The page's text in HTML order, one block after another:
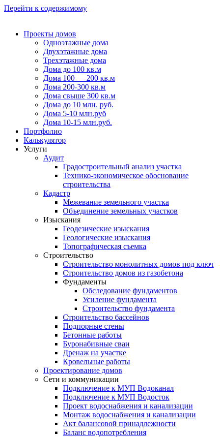
Перейти к содержимому
Проекты домов
Одноэтажные дома
Двухэтажные дома
Трехэтажные дома
Дома до 100 кв.м
Дома 100 — 200 кв.м
Дома 200-300 кв.м
Дома свыше 300 кв.м
Дома до 10 млн. руб.
Дома 5-10 млн.руб
Дома 10-15 млн.руб.
Портфолио
Калькулятор
Услуги
Аудит
Градостроительный анализ участка
Технико-экономическое обоснование
строительства
Кадастр
Межевание земельного участка
Объединение земельных участков
Изыскания
Геодезические изыскания
Геологические изыскания
Топографическая съемка
Строительство
Строительство монолитных домов под ключ
Строительство домов из газобетона
Фундаменты
Обследование фундаментов
Усиление фундамента
Строительство фундамента
Строительство бассейнов
Подпорные стены
Бетонные работы
Буронабивные сваи
Дренаж на участке
Кровельные работы
Проектирование домов
Сети и коммуникации
Подключение к МУП Водоканал
Подключение к МУП Водосток
Проект водоснабжения и канализации
Монтаж водоснабжения и канализации
Акт балансовой принадлежности
Баланс водопотребления